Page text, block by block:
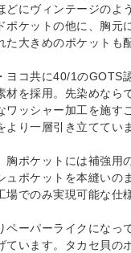
どにヴィンテージのよ
ポケットの他に、胸元
た大きめのポケットも
ヨコ共に40/1のGOTS
材を採用。先染めなら
ワッシャー加工を施す
り一層引き立ててい
胸ポケットには補強用
ュポケットを本縫いの
場でのみ実現可能な仕
ペーパーライクになっ
ています。タカセ貝の